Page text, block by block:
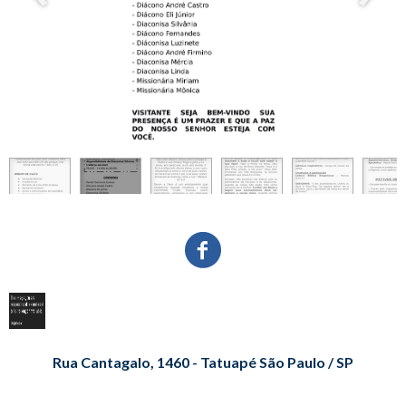
Rua Cantagalo, 1460 - Tatuapé São Paulo / SP